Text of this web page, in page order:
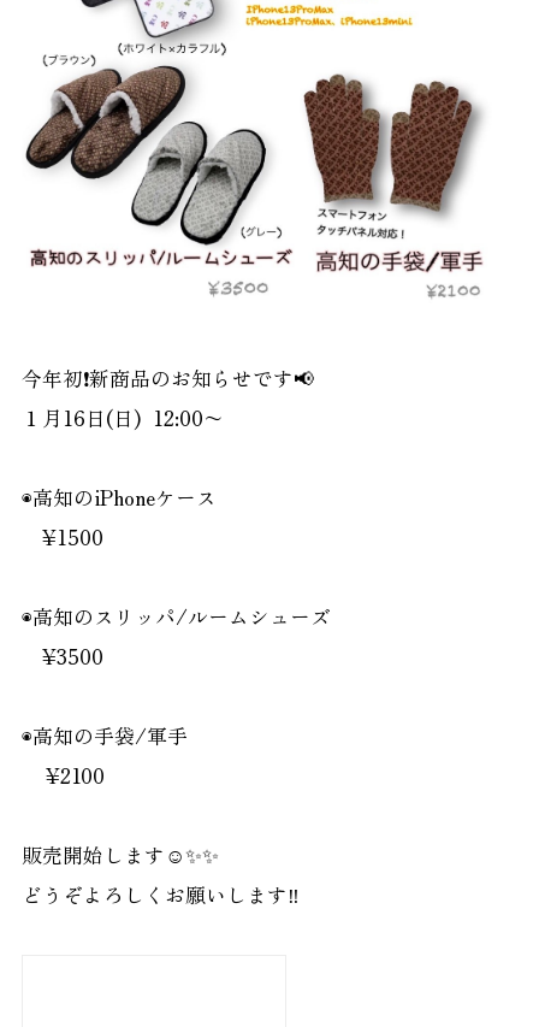
今年初❗️新商品のお知らせです📢
１月16日(日) 12:00〜
◉高知のiPhoneケース
¥1500
◉高知のスリッパ/ルームシューズ
¥3500
◉高知の手袋/軍手
¥2100
販売開始します☺️✨✨
どうぞよろしくお願いします‼️